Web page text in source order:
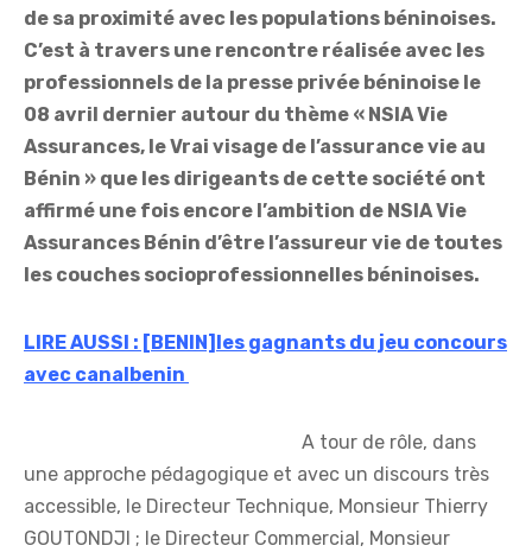
de sa proximité avec les populations béninoises.
C’est à travers une rencontre réalisée avec les
professionnels de la presse privée béninoise le
08 avril dernier autour du thème « NSIA Vie
Assurances, le Vrai visage de l’assurance vie au
Bénin » que les dirigeants de cette société ont
affirmé une fois encore l’ambition de NSIA Vie
Assurances Bénin d’être l’assureur vie de toutes
les couches socioprofessionnelles béninoises.
LIRE AUSSI : [BENIN]les gagnants du jeu concours
avec canalbenin
A tour de rôle, dans
une approche pédagogique et avec un discours très
accessible, le Directeur Technique, Monsieur Thierry
GOUTONDJI ; le Directeur Commercial, Monsieur